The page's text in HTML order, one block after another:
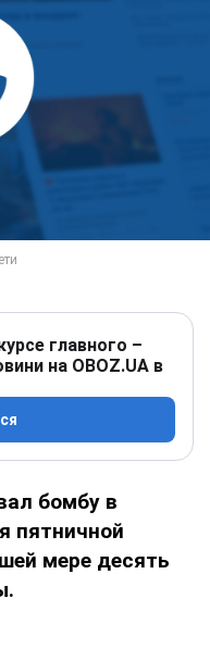
главного –
на OBOZ.UA в
бомбу в
пятничной
мере десять